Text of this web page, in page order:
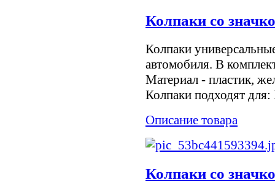
Колпаки со
Колпаки
автомобиля. В
Материал - пластик,
Колпаки подходят
Описание товара
Колпаки со